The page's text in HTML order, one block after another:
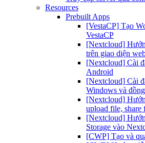
Resources
Prebuilt Apps
[VestaCP] Tạo
VestaCP
[Nextcloud]
trên giao diện
[Nextcloud] Cài
Android
[Nextcloud] Cài
Windows và
[Nextcloud]
upload file, share
[Nextcloud]
Storage vào
[CWP] Tạo và